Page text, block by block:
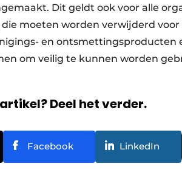
Dit geldt ook voor alle
die moeten worden verwijderd
en ontsmettingsproducten
om veilig te kunnen worden
Deel het verder.
Facebook LinkedIn